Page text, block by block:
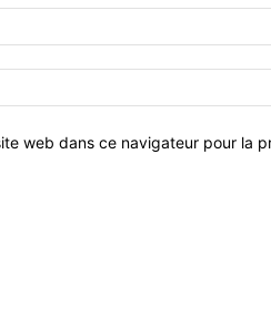
web dans ce navigateur pour la